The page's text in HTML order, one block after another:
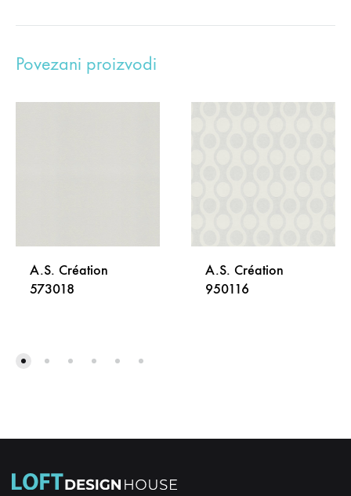
Povezani proizvodi
A.S. Création
573018
A.S. Création
950116